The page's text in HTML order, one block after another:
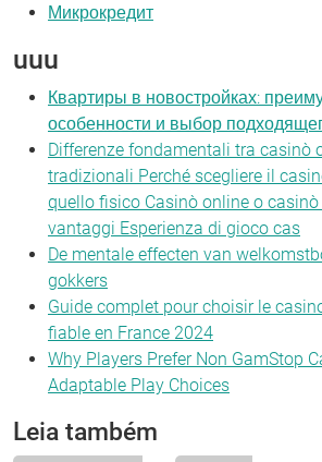
Микрокредит
uuu
Квартиры в новостройках:
особенности и выбор
Differenze fondamentali tra casinò
tradizionali Perché scegliere il
quello fisico Casinò online o
vantaggi Esperienza di gioco cas
De mentale effecten van
gokkers
Guide complet pour choisir le
fiable en France 2024
Why Players Prefer Non GamStop
Adaptable Play Choices
Leia também